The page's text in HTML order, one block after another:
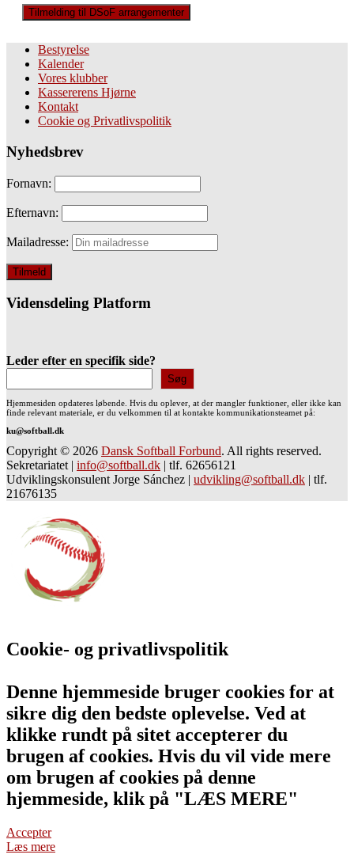
Tilmelding til DSoF arrangementer
Bestyrelse
Kalender
Vores klubber
Kassererens Hjørne
Kontakt
Cookie og Privatlivspolitik
Nyhedsbrev
Fornavn:
Efternavn:
Mailadresse:
Vidensdeling Platform
Leder efter en specifik side?
Søg
Hjemmesiden opdateres løbende. Hvis du oplever, at der mangler funktioner, eller ikke kan
finde relevant materiale, er du velkommen til at kontakte kommunikationsteamet på:
ku@softball.dk
Copyright © 2026 Dansk Softball Forbund. All rights reserved.
Sekretariatet | info@softball.dk | tlf. 62656121
Udviklingskonsulent Jorge Sánchez | udvikling@softball.dk | tlf.
21676135
Cookie- og privatlivspolitik
Denne hjemmeside bruger cookies for at
sikre dig den bedste oplevelse. Ved at
klikke rundt på sitet accepterer du
brugen af cookies. Hvis du vil vide mere
om brugen af cookies på denne
hjemmeside, klik på "LÆS MERE"
Accepter
Læs mere